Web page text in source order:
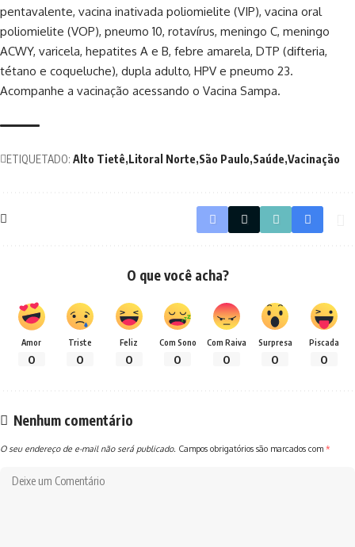
pentavalente, vacina inativada poliomielite (VIP), vacina oral
poliomielite (VOP), pneumo 10, rotavírus, meningo C, meningo
ACWY, varicela, hepatites A e B, febre amarela, DTP (difteria,
tétano e coqueluche), dupla adulto, HPV e pneumo 23.
Acompanhe a vacinação acessando o Vacina Sampa.
ETIQUETADO: Alto Tietê Litoral Norte São Paulo Saúde Vacinação
O que você acha?
Amor
0
Triste
0
Feliz
0
Com Sono
0
Com Raiva
0
Surpresa
0
Piscada
0
Nenhum comentário
O seu endereço de e-mail não será publicado. Campos obrigatórios são marcados com *